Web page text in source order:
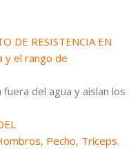
DE RESISTENCIA EN
y ​​el rango de
del agua y aíslan los
Pecho, Tríceps.